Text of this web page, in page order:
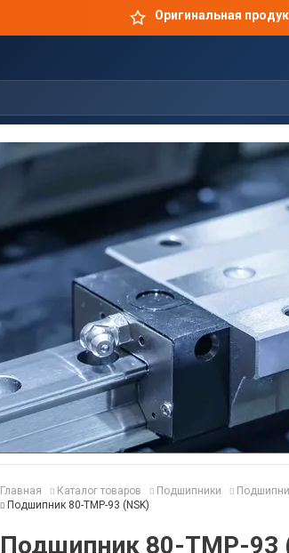
Оригинальная
Главная Каталог товаров Подшипники
Подшипник 80-TMP-93 (NSK)
Подшипник 80-TMP-93